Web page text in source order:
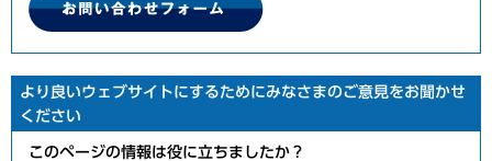
より良いウェブサイトにするためにみなさまのご意見をお聞かせ
ください
このページの情報は役に立ちましたか？